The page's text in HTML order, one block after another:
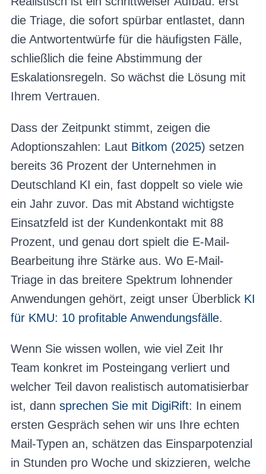
die Triage, die sofort spürbar entlastet, dann
die Antwortentwürfe für die häufigsten Fälle,
schließlich die feine Abstimmung der
Eskalationsregeln. So wächst die Lösung mit
Ihrem Vertrauen.
Dass der Zeitpunkt stimmt, zeigen die
Adoptionszahlen: Laut Bitkom (2025) setzen
bereits 36 Prozent der Unternehmen in
Deutschland KI ein, fast doppelt so viele wie
ein Jahr zuvor. Das mit Abstand wichtigste
Einsatzfeld ist der Kundenkontakt mit 88
Prozent, und genau dort spielt die E-Mail-
Bearbeitung ihre Stärke aus. Wo E-Mail-
Triage in das breitere Spektrum lohnender
Anwendungen gehört, zeigt unser Überblick KI
für KMU: 10 profitable Anwendungsfälle.
Wenn Sie wissen wollen, wie viel Zeit Ihr
Team konkret im Posteingang verliert und
welcher Teil davon realistisch automatisierbar
ist, dann sprechen Sie mit DigiRift: In einem
ersten Gespräch sehen wir uns Ihre echten
Mail-Typen an, schätzen das Einsparpotenzial
in Stunden pro Woche und skizzieren, welche